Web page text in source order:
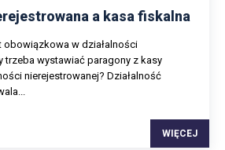
a kasa fiskalna
obowiązkowa w działalności
trzeba wystawiać paragony z kasy
Działalność
WIĘCEJ